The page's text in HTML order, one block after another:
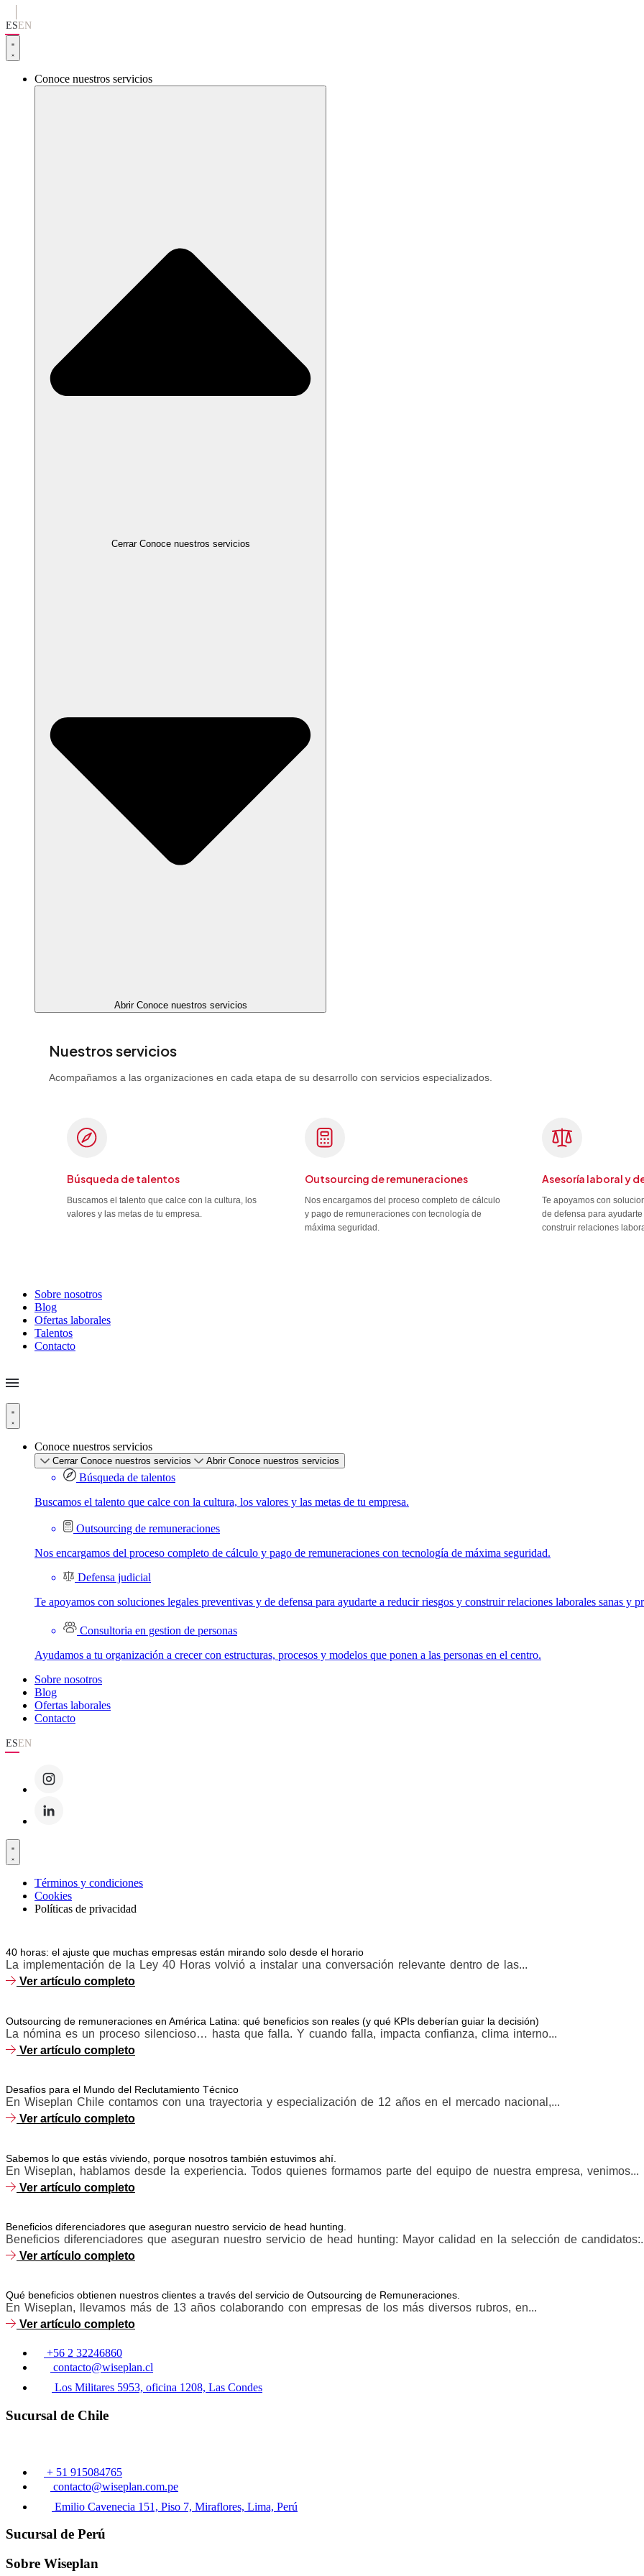
al
contenido
ESEN
Conoce nuestros servicios
Cerrar Conoce nuestros servicios
Abrir Conoce nuestros servicios
Nuestros servicios
Acompañamos a las organizaciones en cada etapa de su desarrollo con servicios especializados.
Búsqueda de talentos
Buscamos el talento que calce con la cultura, los
valores y las metas de tu empresa.
Outsourcing de remuneraciones
Nos encargamos del proceso completo de cálculo
y pago de remuneraciones con tecnología de
máxima seguridad.
Asesoría laboral y
Te apoyamos con
de defensa para
construir relaciones
Sobre nosotros
Blog
Ofertas laborales
Talentos
Contacto
Conoce nuestros servicios
Cerrar Conoce nuestros servicios Abrir Conoce nuestros servicios
Búsqueda de talentos
Buscamos el talento que calce con la cultura, los valores y las metas de tu empresa.
Outsourcing de remuneraciones
Nos encargamos del proceso completo de cálculo y pago de remuneraciones con tecnología de máxima seguridad.
Defensa judicial
Te apoyamos con soluciones legales preventivas y de defensa para ayudarte a reducir riesgos y construir relaciones laborales sanas y
Consultoria en gestion de personas
Ayudamos a tu organización a crecer con estructuras, procesos y modelos que ponen a las personas en el centro.
Sobre nosotros
Blog
Ofertas laborales
Contacto
ESEN
Términos y condiciones
Cookies
Políticas de privacidad
40 horas: el ajuste que muchas empresas están mirando solo desde el horario
La implementación de la Ley 40 Horas volvió a instalar una conversación relevante dentro de las...
Ver artículo completo
Outsourcing de remuneraciones en América Latina: qué beneficios son reales (y qué KPIs deberían guiar la decisión)
La nómina es un proceso silencioso… hasta que falla. Y cuando falla, impacta confianza, clima interno...
Ver artículo completo
Desafíos para el Mundo del Reclutamiento Técnico
En Wiseplan Chile contamos con una trayectoria y especialización de 12 años en el mercado nacional,...
Ver artículo completo
Sabemos lo que estás viviendo, porque nosotros también estuvimos ahí.
En Wiseplan, hablamos desde la experiencia. Todos quienes formamos parte del equipo de nuestra empresa, venimos...
Ver artículo completo
Beneficios diferenciadores que aseguran nuestro servicio de head hunting.
Beneficios diferenciadores que aseguran nuestro servicio de head hunting: Mayor calidad en la selección de
Ver artículo completo
Qué beneficios obtienen nuestros clientes a través del servicio de Outsourcing de Remuneraciones.
En Wiseplan, llevamos más de 13 años colaborando con empresas de los más diversos rubros, en...
Ver artículo completo
+56 2 32246860
contacto@wiseplan.cl
Los Militares 5953, oficina 1208, Las Condes
Sucursal de Chile
+ 51 915084765
contacto@wiseplan.com.pe
Emilio Cavenecia 151, Piso 7, Miraflores, Lima, Perú
Sucursal de Perú
Sobre Wiseplan